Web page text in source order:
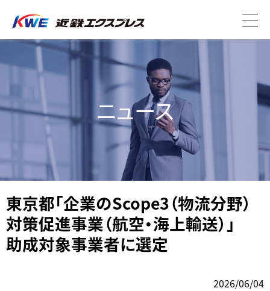
ニュース
東京都「企業のScope3（物流分野）
対策促進事業（航空・海上輸送）」
助成対象事業者に選定
2026/06/04